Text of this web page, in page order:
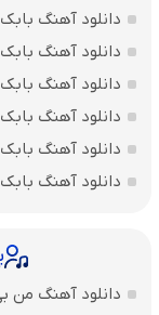
دانلود آهنگ
دانلود آهنگ
دانلود آهنگ
دانلود آهنگ
دانلود آهنگ
دانلود آهنگ
دانلود آهنگ من